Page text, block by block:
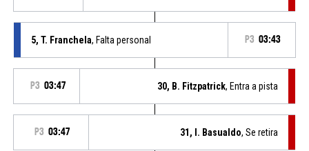
5, T. Franchela, Falta personal P3 03:43
P3 03:47 30, B. Fitzpatrick, Entra a pista
P3 03:47 31, I. Basualdo, Se retira